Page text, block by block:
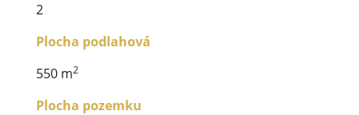
2
Plocha podlahová
550 m2
Plocha pozemku